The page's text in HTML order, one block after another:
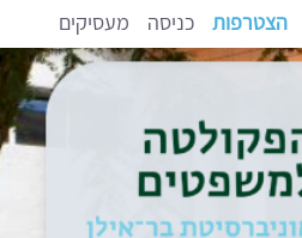
הצטרפות כניסה מעסיקים